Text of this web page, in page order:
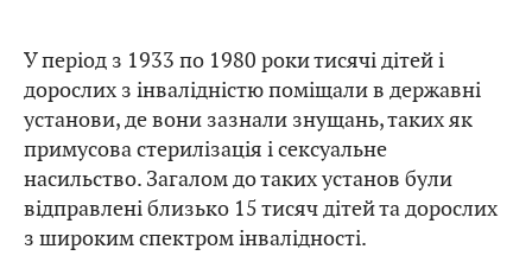
У період з 1933 по 1980 роки тисячі дітей і
дорослих з інвалідністю поміщали в державні
установи, де вони зазнали знущань, таких як
примусова стерилізація і сексуальне
насильство. Загалом до таких установ були
відправлені близько 15 тисяч дітей та дорослих
з широким спектром інвалідності.